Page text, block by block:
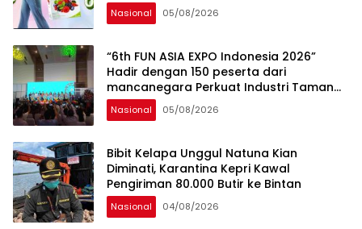
Nasional 05/08/2026
“6th FUN ASIA EXPO Indonesia 2026”
Hadir dengan 150 peserta dari
mancanegara Perkuat Industri Taman
Rekreasi dan Ekosistem Pariwisata di
Tanah Air
Nasional 05/08/2026
Bibit Kelapa Unggul Natuna Kian
Diminati, Karantina Kepri Kawal
Pengiriman 80.000 Butir ke Bintan
Nasional 04/08/2026